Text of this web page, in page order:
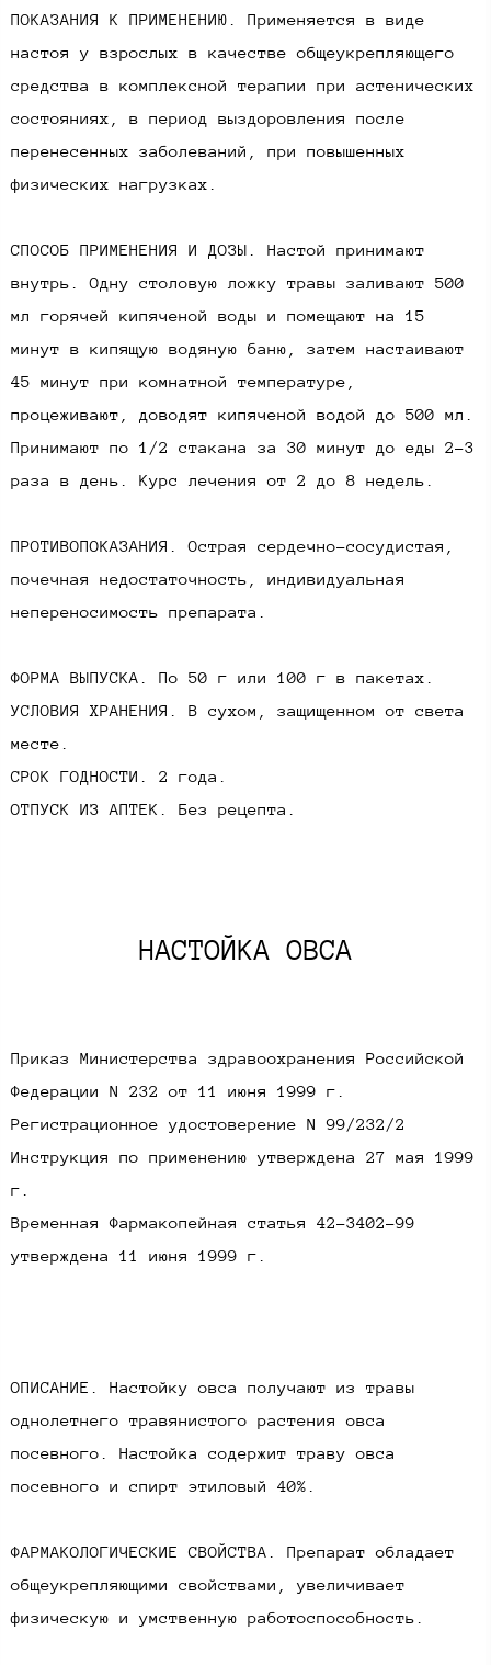
ПОКАЗАНИЯ К ПРИМЕНЕНИЮ. Применяется в виде
настоя у взрослых в качестве общеукрепляющего
средства в комплексной терапии при астенических
состояниях, в период выздоровления после
перенесенных заболеваний, при повышенных
физических нагрузках.
СПОСОБ ПРИМЕНЕНИЯ И ДОЗЫ. Настой принимают
внутрь. Одну столовую ложку травы заливают 500
мл горячей кипяченой воды и помещают на 15
минут в кипящую водяную баню, затем настаивают
45 минут при комнатной температуре,
процеживают, доводят кипяченой водой до 500 мл.
Принимают по 1/2 стакана за 30 минут до еды 2-3
раза в день. Курс лечения от 2 до 8 недель.
ПРОТИВОПОКАЗАНИЯ. Острая сердечно-сосудистая,
почечная недостаточность, индивидуальная
непереносимость препарата.
ФОРМА ВЫПУСКА. По 50 г или 100 г в пакетах.
УСЛОВИЯ ХРАНЕНИЯ. В сухом, защищенном от света
месте.
СРОК ГОДНОСТИ. 2 года.
ОТПУСК ИЗ АПТЕК. Без рецепта.
НАСТОЙКА ОВСА​
Приказ Министерства здравоохранения Российской
Федерации N 232 от 11 июня 1999 г.
Регистрационное удостоверение N 99/232/2
Инструкция по применению утверждена 27 мая 1999
г.
Временная Фармакопейная статья 42-3402-99
утверждена 11 июня 1999 г.​
ОПИСАНИЕ. Настойку овса получают из травы
однолетнего травянистого растения овса
посевного. Настойка содержит траву овса
посевного и спирт этиловый 40%.​
ФАРМАКОЛОГИЧЕСКИЕ СВОЙСТВА. Препарат обладает
общеукрепляющими свойствами, увеличивает
физическую и умственную работоспособность.